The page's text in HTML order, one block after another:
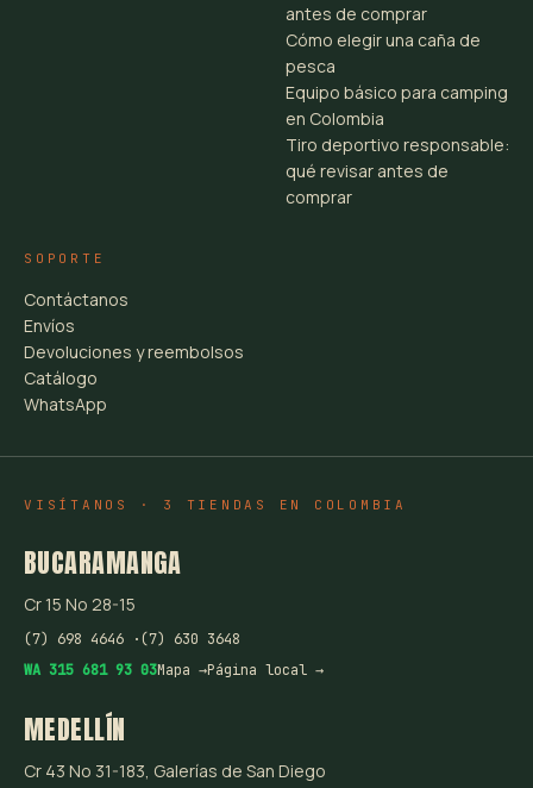
antes de comprar
Cómo elegir una caña de
pesca
Equipo básico para camping
en Colombia
Tiro deportivo responsable:
qué revisar antes de
comprar
SOPORTE
Contáctanos
Envíos
Devoluciones y reembolsos
Catálogo
WhatsApp
VISÍTANOS · 3 TIENDAS EN COLOMBIA
BUCARAMANGA
Cr 15 No 28-15
(7) 698 4646 ·(7) 630 3648
WA 315 681 93 03Mapa →Página local →
MEDELLÍN
Cr 43 No 31-183, Galerías de San Diego